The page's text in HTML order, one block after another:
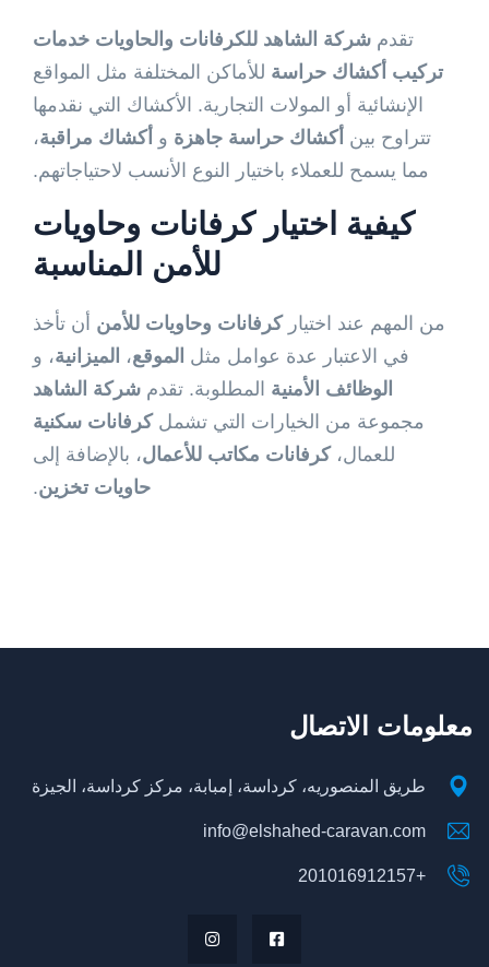
تقدم شركة الشاهد للكرفانات والحاويات خدمات
تركيب أكشاك حراسة للأماكن المختلفة مثل المواقع
الإنشائية أو المولات التجارية. الأكشاك التي نقدمها
تتراوح بين أكشاك حراسة جاهزة و أكشاك مراقبة،
مما يسمح للعملاء باختيار النوع الأنسب لاحتياجاتهم.
كيفية اختياركرفانات وحاويات
للأمن المناسبة
من المهم عند اختياركرفانات وحاويات للأمن أن تأخذ
في الاعتبار عدة عوامل مثل الموقع، الميزانية، و
الوظائف الأمنية المطلوبة. تقدم شركة الشاهد
مجموعة من الخيارات التي تشملكرفانات سكنية
للعمال،كرفانات مكاتب للأعمال، بالإضافة إلى
حاويات تخزين.
معلومات الاتصال
طريق المنصوريه، كرداسة، إمبابة، مركز كرداسة، الجيزة
info@elshahed-caravan.com
+201016912157